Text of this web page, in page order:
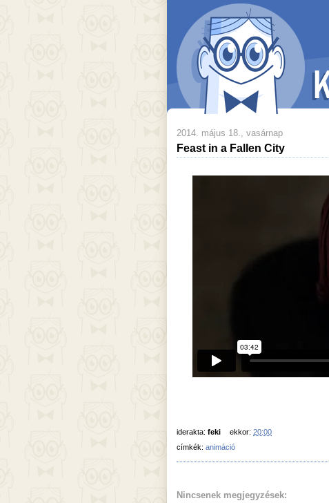
2014. május 18., vasárnap
Feast in a Fallen City
iderakta: feki ekkor: 20:00
címkék: animáció
Nincsenek megjegyzések: